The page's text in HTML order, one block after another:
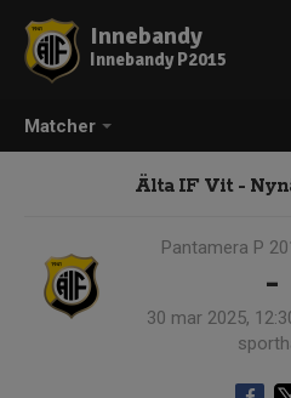
Matcher
Innebandy
Innebandy P2015
Älta IF Vit -
Pantamera P
-
30 mar 2025,